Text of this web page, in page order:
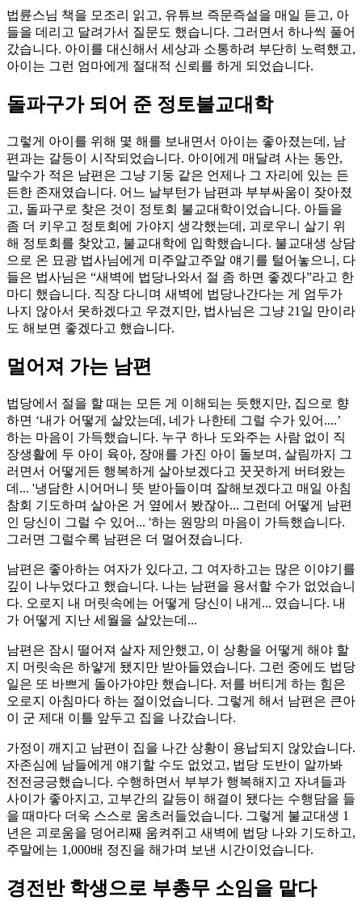
법륜스님 책을 모조리 읽고, 유튜브 즉문즉설을 매일 듣고, 아
들을 데리고 달려가서 질문도 했습니다. 그러면서 하나씩 풀어
갔습니다. 아이를 대신해서 세상과 소통하려 부단히 노력했고,
아이는 그런 엄마에게 절대적 신뢰를 하게 되었습니다.
돌파구가 되어 준 정토불교대학
그렇게 아이를 위해 몇 해를 보내면서 아이는 좋아졌는데, 남
편과는 갈등이 시작되었습니다. 아이에게 매달려 사는 동안,
말수가 적은 남편은 그냥 기둥 같은 언제나 그 자리에 있는 든
든한 존재였습니다. 어느 날부턴가 남편과 부부싸움이 잦아졌
고, 돌파구로 찾은 것이 정토회 불교대학이었습니다. 아들을
좀 더 키우고 정토회에 가야지 생각했는데, 괴로우니 살기 위
해 정토회를 찾았고, 불교대학에 입학했습니다. 불교대생 상담
으로 온 묘광 법사님에게 미주알고주알 얘기를 털어놓으니, 다
들은 법사님은 “새벽에 법당나와서 절 좀 하면 좋겠다”라고 한
마디 했습니다. 직장 다니며 새벽에 법당나간다는 게 엄두가
나지 않아서 못하겠다고 우겼지만, 법사님은 그냥 21일 만이라
도 해보면 좋겠다고 했습니다.
멀어져 가는 남편
법당에서 절을 할 때는 모든 게 이해되는 듯했지만, 집으로 향
하면 ‘내가 어떻게 살았는데, 네가 나한테 그럴 수가 있어....’
하는 마음이 가득했습니다. 누구 하나 도와주는 사람 없이 직
장생활에 두 아이 육아, 장애를 가진 아이 돌보며, 살림까지 그
러면서 어떻게든 행복하게 살아보겠다고 꿋꿋하게 버텨왔는
데... '냉담한 시어머니 뜻 받아들이며 잘해보겠다고 매일 아침
참회 기도하며 살아온 거 옆에서 봤잖아... 그런데 어떻게 남편
인 당신이 그럴 수 있어... '하는 원망의 마음이 가득했습니다.
그러면 그럴수록 남편은 더 멀어졌습니다.
남편은 좋아하는 여자가 있다고, 그 여자하고는 많은 이야기를
깊이 나누었다고 했습니다. 나는 남편을 용서할 수가 없었습니
다. 오로지 내 머릿속에는 어떻게 당신이 내게... 였습니다. 내
가 어떻게 지난 세월을 살았는데...
남편은 잠시 떨어져 살자 제안했고, 이 상황을 어떻게 해야 할
지 머릿속은 하얗게 됐지만 받아들였습니다. 그런 중에도 법당
일은 또 바쁘게 돌아가야만 했습니다. 저를 버티게 하는 힘은
오로지 아침마다 하는 절이었습니다. 그렇게 해서 남편은 큰아
이 군 제대 이틀 앞두고 집을 나갔습니다.
가정이 깨지고 남편이 집을 나간 상황이 용납되지 않았습니다.
자존심에 남들에게 얘기할 수도 없었고, 법당 도반이 알까봐
전전긍긍했습니다. 수행하면서 부부가 행복해지고 자녀들과
사이가 좋아지고, 고부간의 갈등이 해결이 됐다는 수행담을 들
을 때마다 더욱 스스로 움츠러들었습니다. 그렇게 불교대생 1
년은 괴로움을 덩어리째 움켜쥐고 새벽에 법당 나와 기도하고,
주말에는 1,000배 정진을 해가며 보낸 시간이었습니다.
경전반 학생으로 부총무 소임을 맡다